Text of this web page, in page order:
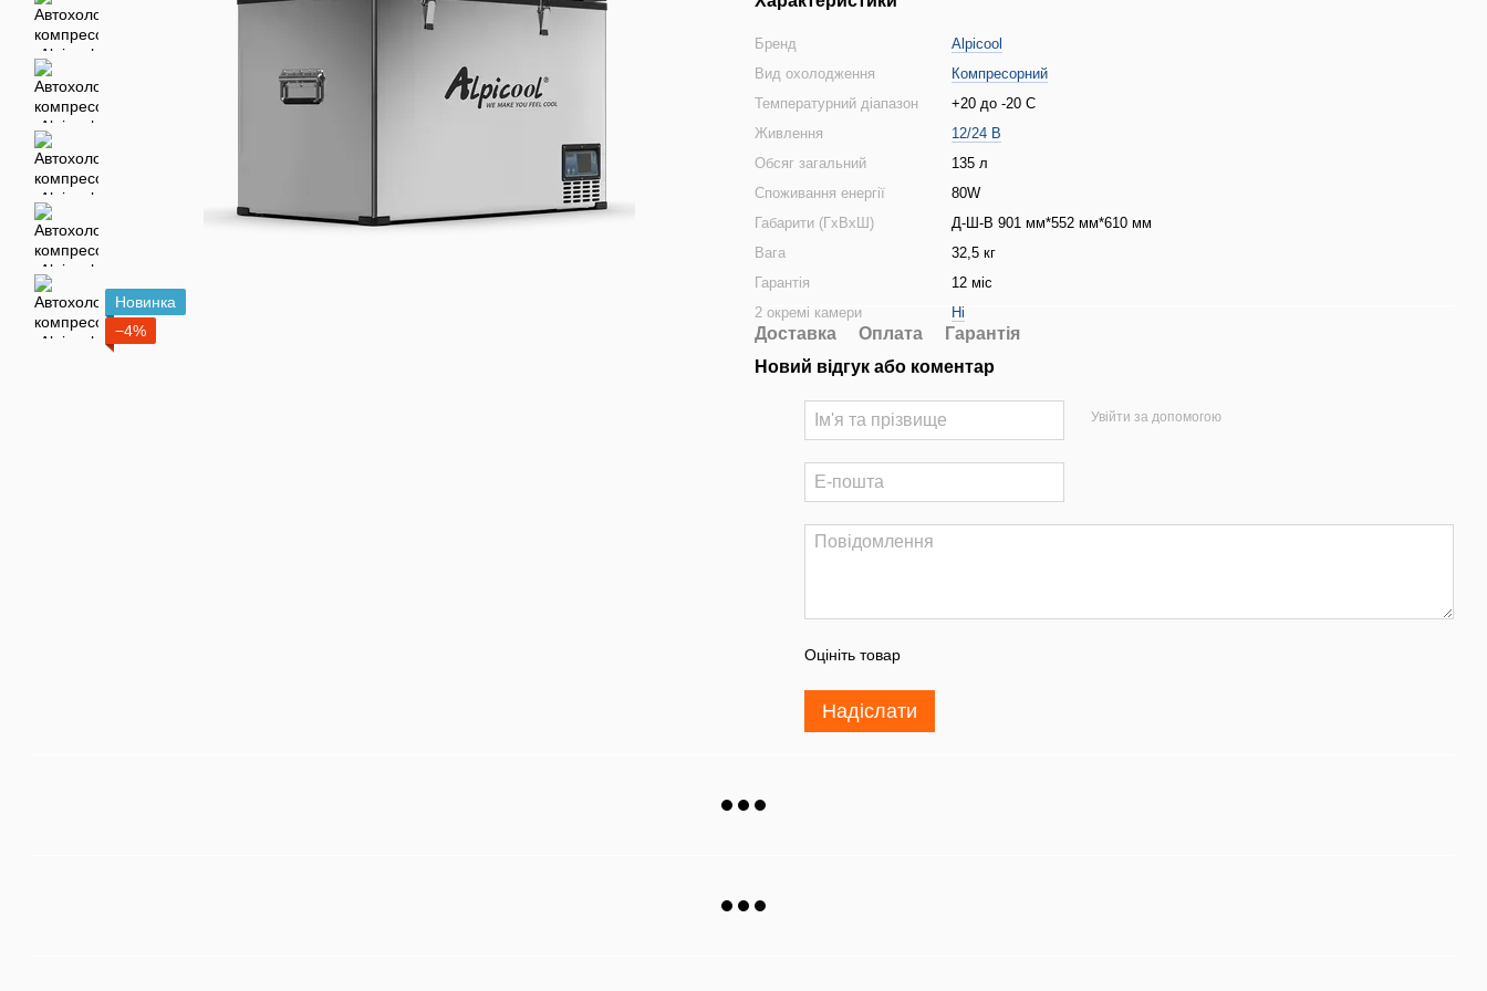
Новинка
−4%
Бренд
Alpicool
Вид охолодження
Компресорний
Температурний діапазон
+20 до -20 С
Живлення
12/24 В
Обсяг загальний
135 л
Споживання енергії
80W
Габарити (ГхВхШ)
Д-Ш-В 901 мм*552 мм*610 мм
Вага
32,5 кг
Гарантія
12 міс
2 окремі камери
Ні
Доставка Оплата
Гарантія
Новий відгук або коментар
Увійти за допомогою
Оцініть товар
Надіслати